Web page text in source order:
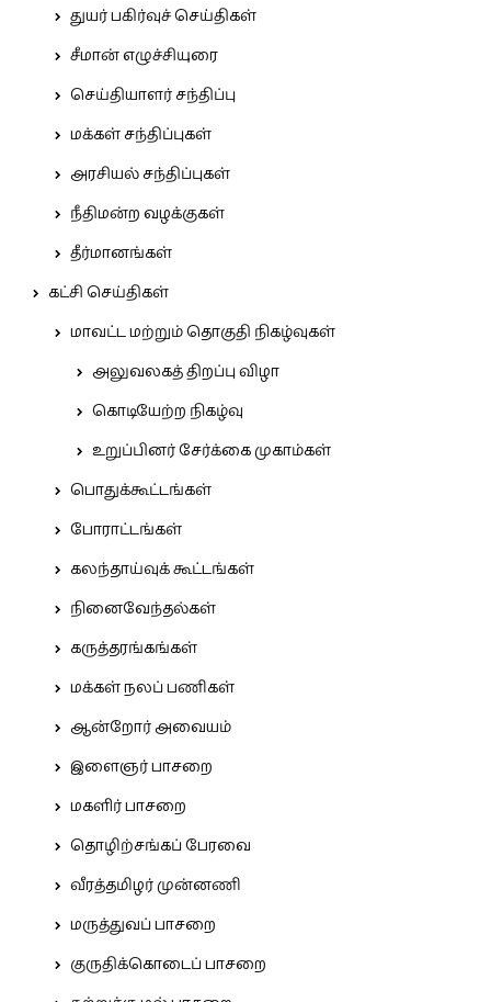
துயர் பகிர்வுச் செய்திகள்
சீமான் எழுச்சியுரை
செய்தியாளர் சந்திப்பு
மக்கள் சந்திப்புகள்
அரசியல் சந்திப்புகள்
நீதிமன்ற வழக்குகள்
தீர்மானங்கள்
கட்சி செய்திகள்
மாவட்ட மற்றும் தொகுதி நிகழ்வுகள்
அலுவலகத் திறப்பு விழா
கொடியேற்ற நிகழ்வு
உறுப்பினர் சேர்க்கை முகாம்கள்
பொதுக்கூட்டங்கள்
போராட்டங்கள்
கலந்தாய்வுக் கூட்டங்கள்
நினைவேந்தல்கள்
கருத்தரங்கங்கள்
மக்கள் நலப் பணிகள்
ஆன்றோர் அவையம்
இளைஞர் பாசறை
மகளிர் பாசறை
தொழிற்சங்கப் பேரவை
வீரத்தமிழர் முன்னணி
மருத்துவப் பாசறை
குருதிக்கொடைப் பாசறை